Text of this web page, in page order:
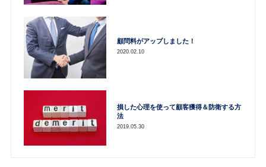
顧問料がアップしました！
2020.02.10
損した心理を使って顧客獲得＆防衛する方
法
2019.05.30